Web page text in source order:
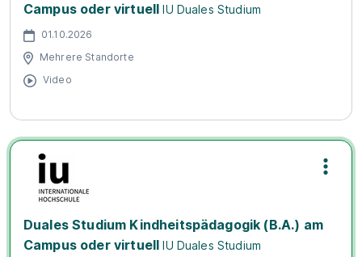
Campus oder virtuell IU Duales Studium
01.10.2026
Mehrere Standorte
Video
Duales Studium Kindheitspädagogik (B.A.) am
Campus oder virtuell IU Duales Studium